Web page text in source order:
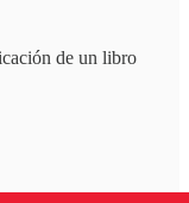
de un libro